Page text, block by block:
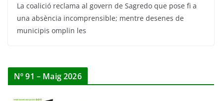
La coalició reclama al govern de Sagredo que pose fi a
una absència incomprensible; mentre desenes de
municipis omplin les
Nº 91 – Maig 2026